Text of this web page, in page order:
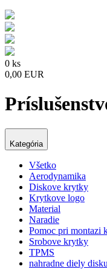
0 ks
0,00 EUR
Kategória
Všetko
Aerodynamika
Diskove krytky
Krytkove logo
Material
Naradie
Pomoc pri montazi
Srobove krytky
TPMS
nahradne diely disku